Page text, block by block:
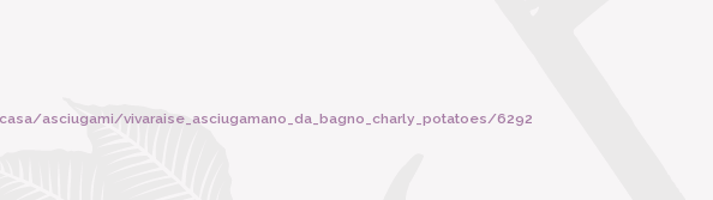
asciugami/vivaraise_asciugamano_da_bagno_charly_potatoes/6292